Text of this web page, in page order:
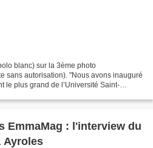
blanc) sur la 3ème photo
sans autorisation). "Nous avons inauguré
le plus grand de l’Université Saint-
EmmaMag : l'interview du
Ayroles